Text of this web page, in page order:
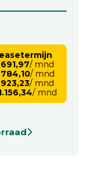
/ mnd
/ mnd
/ mnd
/ mnd